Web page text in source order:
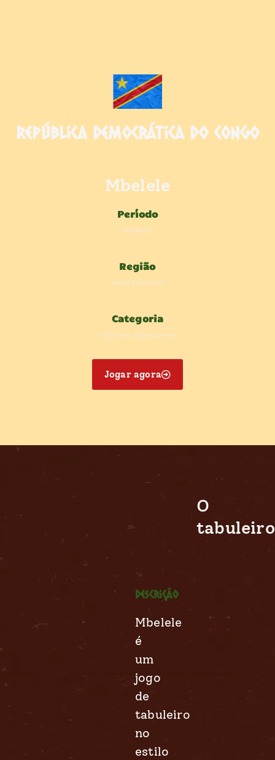
República Democrática do Congo
Mbelele
Período
Moderno
Região
África Ocidental
Categoria
Tabuleiro, espaço, linha
Jogar agora
O
tabuleiro
Descrição
Mbelele
é
um
jogo
de
tabuleiro
no
estilo